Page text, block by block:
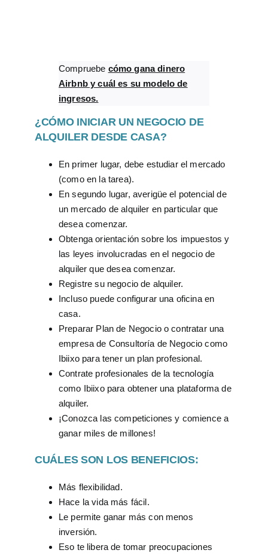
Compruebe cómo gana dinero
Airbnb y cuál es su modelo de
ingresos.
¿CÓMO INICIAR UN NEGOCIO DE
ALQUILER DESDE CASA?
En primer lugar, debe estudiar el mercado
(como en la tarea).
En segundo lugar, averigüe el potencial de
un mercado de alquiler en particular que
desea comenzar.
Obtenga orientación sobre los impuestos y
las leyes involucradas en el negocio de
alquiler que desea comenzar.
Registre su negocio de alquiler.
Incluso puede configurar una oficina en
casa.
Preparar Plan de Negocio o contratar una
empresa de Consultoría de Negocio como
Ibiixo para tener un plan profesional.
Contrate profesionales de la tecnología
como Ibiixo para obtener una plataforma de
alquiler.
¡Conozca las competiciones y comience a
ganar miles de millones!
CUÁLES SON LOS BENEFICIOS:
Más flexibilidad.
Hace la vida más fácil.
Le permite ganar más con menos
inversión.
Eso te libera de tomar preocupaciones